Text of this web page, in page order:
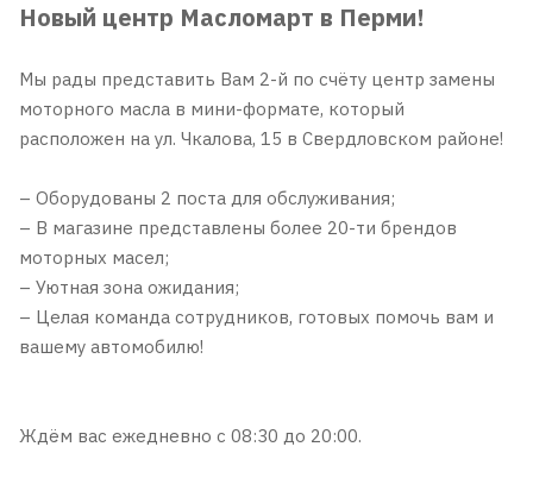
Новый центр Масломарт в Перми!
Мы рады представить Вам 2-й по счёту центр замены
моторного масла в мини-формате, который
расположен на ул. Чкалова, 15 в Свердловском районе!
– Оборудованы 2 поста для обслуживания;
– В магазине представлены более 20-ти брендов
моторных масел;
– Уютная зона ожидания;
– Целая команда сотрудников, готовых помочь вам и
вашему автомобилю!
Ждём вас ежедневно с 08:30 до 20:00.